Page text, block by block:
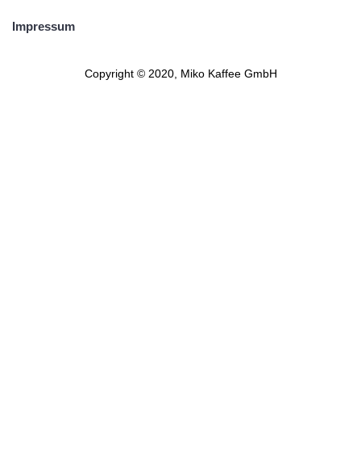
Impressum
Copyright © 2020, Miko Kaffee GmbH